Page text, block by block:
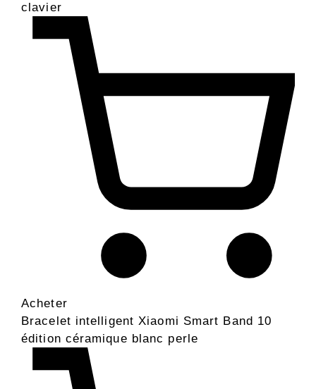
clavier
Acheter
Bracelet intelligent Xiaomi Smart Band 10
édition céramique blanc perle